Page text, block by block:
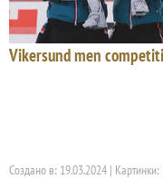
Vikersund men
Создано в: 19.03.2024 | Картинки: